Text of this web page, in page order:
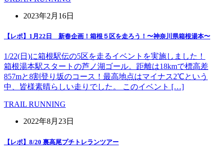
2023年2月16日
【レポ】1月22日 新春企画！箱根５区を走ろう！〜神奈川県箱根湯本〜
1/22(日)に箱根駅伝の5区を走るイベントを実施しました！
箱根湯本駅スタートの芦ノ湖ゴール。距離は18kmで標高差
857mと8割登り坂のコース！最高地点はマイナス2℃という
中、皆様素晴らしい走りでした。 このイベント […]
TRAIL RUNNING
2022年8月23日
【レポ】8/20 裏高尾プチトレランツアー